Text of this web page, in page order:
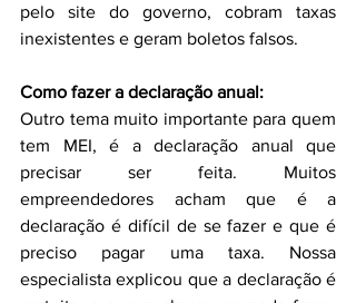
pelo site do governo, cobram taxas
inexistentes e geram boletos falsos.
Como fazer a declaração anual:
Outro tema muito importante para quem
tem MEI, é a declaração anual que
precisar ser feita. Muitos
empreendedores acham que é a
declaração é difícil de se fazer e que é
preciso pagar uma taxa. Nossa
especialista explicou que a declaração é